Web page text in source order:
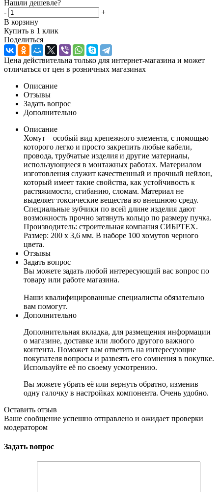
Нашли дешевле?
-
+
В корзину
Купить в 1 клик
Поделиться
Цена действительна только для интернет-магазина и может
отличаться от цен в розничных магазинах
Описание
Отзывы
Задать вопрос
Дополнительно
Описание
Хомут – особый вид крепежного элемента, с помощью
которого легко и просто закрепить любые кабели,
провода, трубчатые изделия и другие материалы,
использующиеся в монтажных работах. Материалом
изготовления служит качественный и прочный нейлон,
который имеет такие свойства, как устойчивость к
растяжимости, сгибанию, сломам. Материал не
выделяет токсические вещества во внешнюю среду.
Специальные зубчики по всей длине изделия дают
возможность прочно затянуть кольцо по размеру пучка.
Производитель: строительная компания СИБРТЕХ.
Размер: 200 х 3,6 мм. В наборе 100 хомутов черного
цвета.
Отзывы
Задать вопрос
Вы можете задать любой интересующий вас вопрос по
товару или работе магазина.
Наши квалифицированные специалисты обязательно
вам помогут.
Дополнительно
Дополнительная вкладка, для размещения информации
о магазине, доставке или любого другого важного
контента. Поможет вам ответить на интересующие
покупателя вопросы и развеять его сомнения в покупке.
Используйте её по своему усмотрению.
Вы можете убрать её или вернуть обратно, изменив
одну галочку в настройках компонента. Очень удобно.
Оставить отзыв
Ваше сообщение успешно отправлено и ожидает проверки
модератором
Задать вопрос